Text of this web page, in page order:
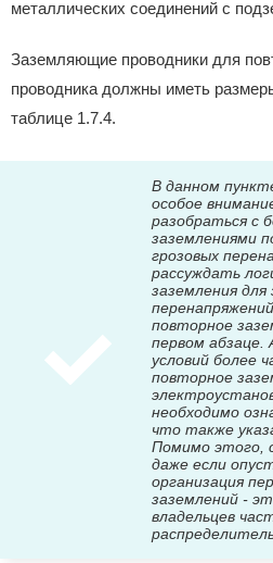
металлических соединений с
Заземляющие проводники для
проводника должны иметь
таблице 1.7.4.
В данном
особое
разобраться с
заземлениями
грозовых
рассуждать
заземления
повторное
первом абзаце.
условий более
повторное
необходимо
что также
Помимо
даже если
организация
заземлений -
владельцев